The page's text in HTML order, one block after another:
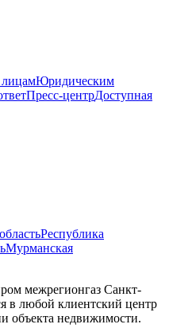
Юридическим
Пресс-центрДоступная
Республика
Мурманская
межрегионгаз Санкт-
в любой клиентский центр
объекта недвижимости.